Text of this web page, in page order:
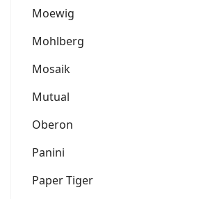
Moewig
Mohlberg
Mosaik
Mutual
Oberon
Panini
Paper Tiger